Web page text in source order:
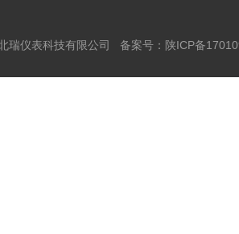
瑞仪表科技有限公司 备案号： 陕ICP备